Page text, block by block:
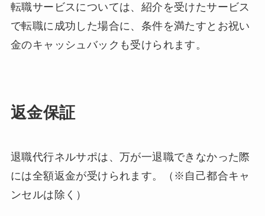
転職サービスについては、紹介を受けたサービス
で転職に成功した場合に、条件を満たすとお祝い
金のキャッシュバックも受けられます。
返金保証
退職代行ネルサポは、万が一退職できなかった際
には全額返金が受けられます。（※自己都合キャ
ンセルは除く）